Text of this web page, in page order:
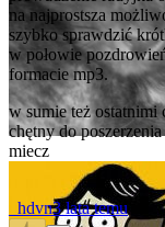
na najprostsza
szybko sprawdzić
w połowie
formacie mp3.
w sumie też ostatnimi
chętny do
miecz
_hdvn3 lata temu